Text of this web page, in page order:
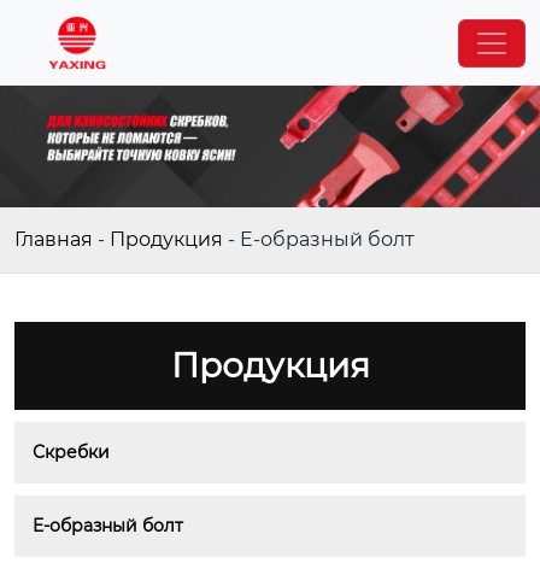
Главная - Продукция - E-образный болт
Продукция
Скребки
E-образный болт